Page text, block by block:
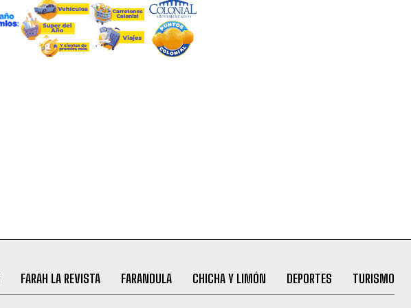
FARAH LA REVISTA FARANDULA CHICHA Y LIMÓN DEPORTES TURISMO